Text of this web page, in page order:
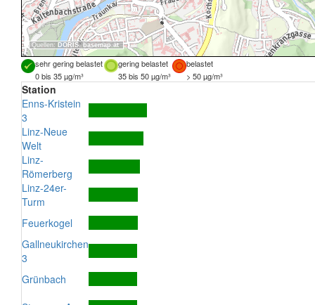
Quellen: DORIS, basemap.at
sehr gering belastet gering belastet
belastet
0 bis 35 µg/m³
35 bis 50 µg/m³ > 50 µg/m³
Station
Enns-Kristein
3
Linz-Neue
Welt
Linz-
Römerberg
Linz-24er-
Turm
Feuerkogel
Gallneukirchen
3
Grünbach